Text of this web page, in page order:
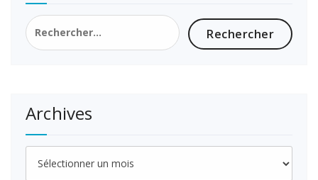
Rechercher :
Archives
Archives